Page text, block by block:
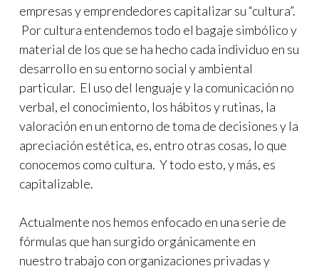
empresas y emprendedores capitalizar su “cultura”.
Por cultura entendemos todo el bagaje simbólico y
material de los que se ha hecho cada individuo en su
desarrollo en su entorno social y ambiental
particular. El uso del lenguaje y la comunicación no
verbal, el conocimiento, los hábitos y rutinas, la
valoración en un entorno de toma de decisiones y la
apreciación estética, es, entro otras cosas, lo que
conocemos como cultura. Y todo esto, y más, es
capitalizable.
Actualmente nos hemos enfocado en una serie de
fórmulas que han surgido orgánicamente en
nuestro trabajo con organizaciones privadas y